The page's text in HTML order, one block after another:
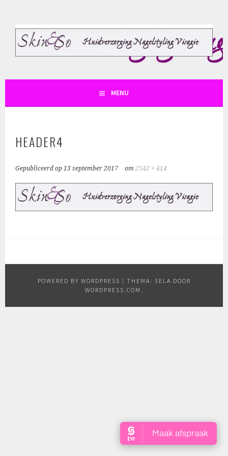
inhoud
SKIN AND SOMENU
HEADER4
Gepubliceerd op13 september 2017 om2542 × 414
POWERED BY WORDPRESS | THEMA: SELA DOOR
WORDPRESS.COM .